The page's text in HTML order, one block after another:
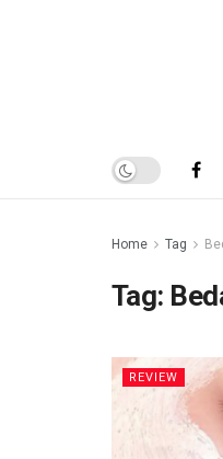
Home Tag
Tag:
REVIEW